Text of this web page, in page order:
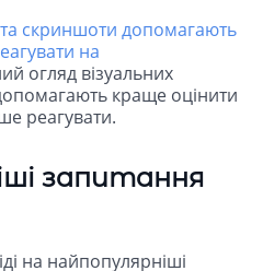
скриншоти допомагають
на
огляд візуальних
краще оцінити
реагувати.
запитання
на найпопулярніші